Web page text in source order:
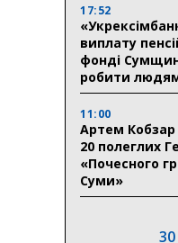
17:52
виплату
фонді
робити
11:00
Артем
20 полеглих
«Почесного
Суми»